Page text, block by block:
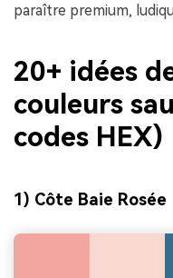
paraître premium,
20+ idées
couleurs
codes HEX)
1) Côte Baie Rosée